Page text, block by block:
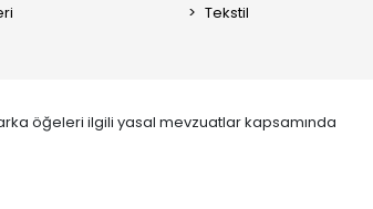
Tekstil
öğeleri ilgili yasal mevzuatlar kapsamında